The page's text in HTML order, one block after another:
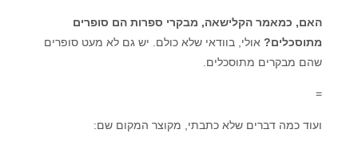
האם, כמאמר הקלישאה, מבקרי ספרות הם סופרים
מתוסכלים?אולי, בוודאי שלא כולם. יש גם לא מעט סופרים
שהם מבקרים מתוסכלים.
=
ועוד כמה דברים שלא כתבתי, מקוצר המקום שם: